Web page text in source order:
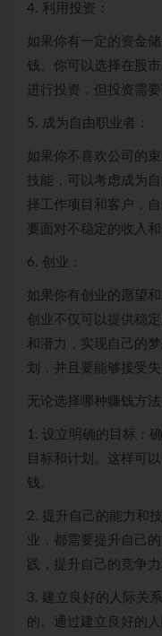
4. 利用投资：
如果你有一定的资金
钱。你可以选择在股
进行投资，但投资需
5. 成为自由职业者：
如果你不喜欢公司的
技能，可以考虑成为
择工作项目和客户，
要面对不稳定的收入
6. 创业：
如果你有创业的愿望
创业不仅可以提供稳
和潜力，实现自己的
划，并且要能够接受失
无论选择哪种赚钱方
1. 设立明确的目标：
目标和计划。这样可
钱。
2. 提升自己的能力和
业，都需要提升自己
践，提升自己的竞争
3. 建立良好的人际关
的。通过建立良好的